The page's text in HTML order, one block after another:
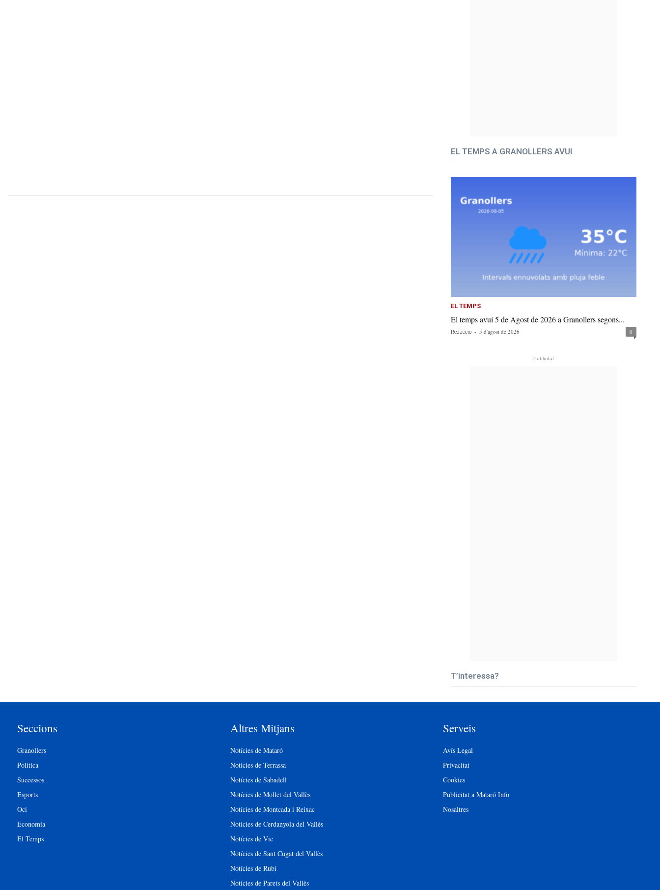
EL TEMPS A GRANOLLERS AVUI
EL TEMPS
El temps avui 5 de Agost de 2026 a Granollers segons...
Redacció - 5 d'agost de 2026 0
- Publicitat -
T’interessa?
Seccions
Granollers
Política
Successos
Esports
Oci
Economia
El Temps
Altres Mitjans
Notícies de Mataró
Notícies de Terrassa
Notícies de Sabadell
Notícies de Mollet del Vallès
Notícies de Montcada i Reixac
Notícies de Cerdanyola del Vallès
Notícies de Vic
Notícies de Sant Cugat del Vallès
Notícies de Rubí
Notícies de Parets del Vallès
Serveis
Avís Legal
Privacitat
Cookies
Publicitat a Mataró Info
Nosaltres